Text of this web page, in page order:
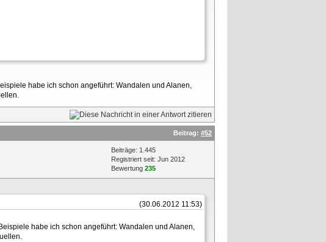
habe ich schon angeführt: Wandalen und Alanen,
Beitrag: #52
Beiträge: 1.445
Registriert seit: Jun 2012
Bewertung 235
(30.06.2012 11:53)
habe ich schon angeführt: Wandalen und Alanen,